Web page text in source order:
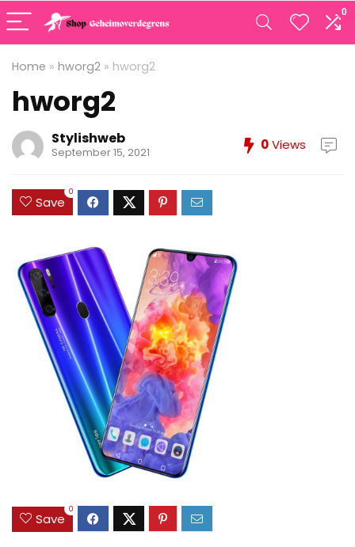
0
Home » hworg2 » hworg2
hworg2
Stylishweb
September 15, 2021 0Views
Save
0
Save
0